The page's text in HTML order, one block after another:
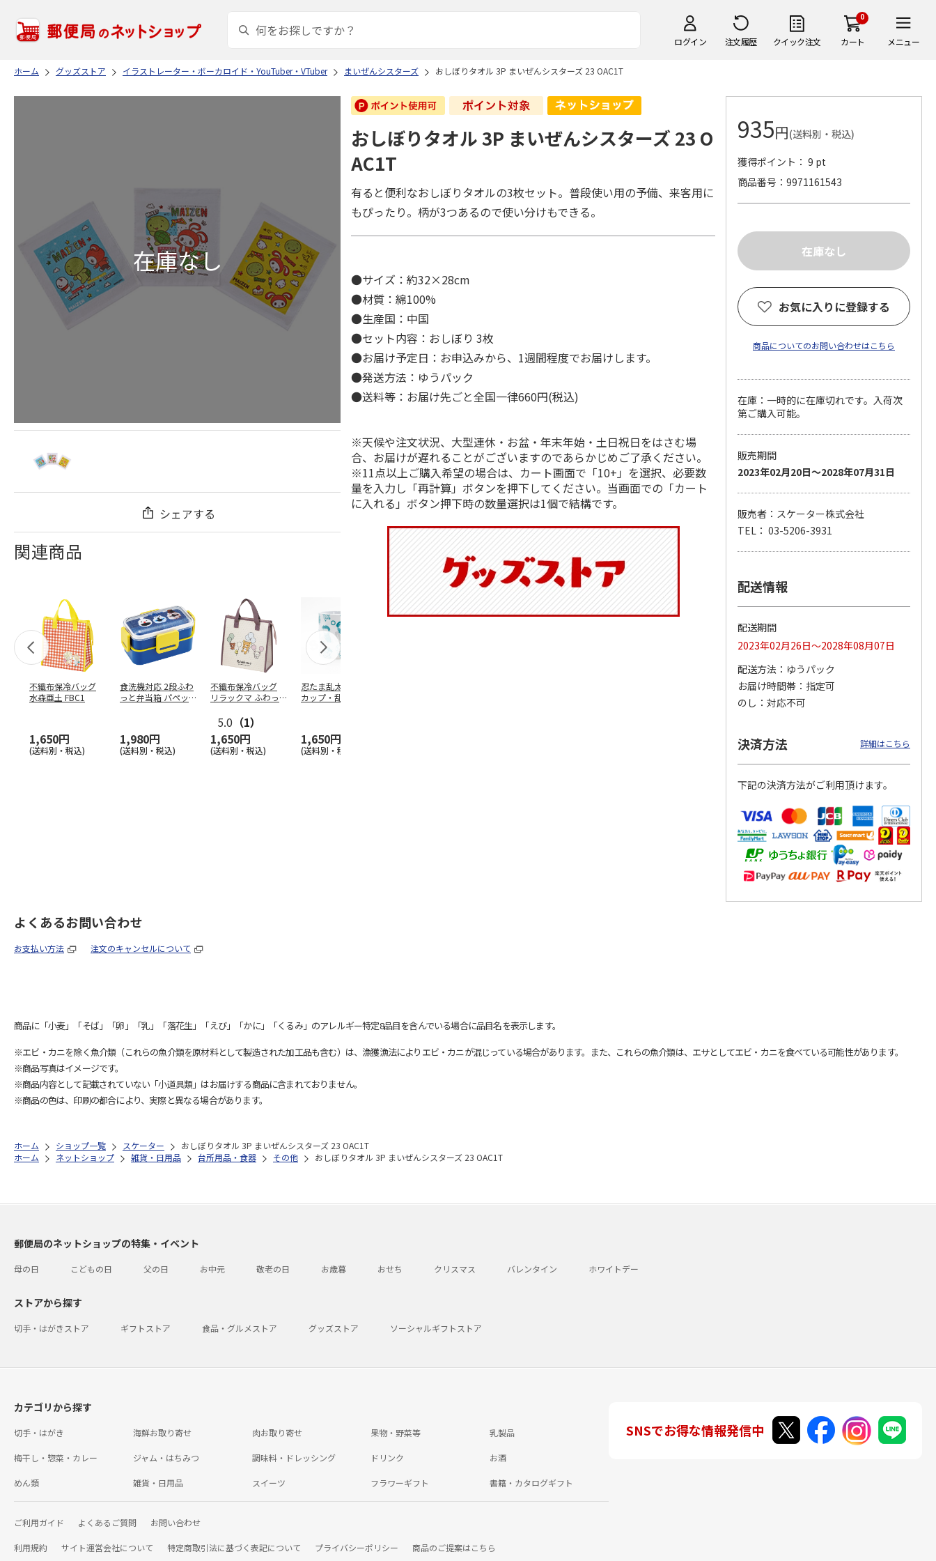
ログイン 注文履歴 クイック注文
0
カート メニュー
ホーム グッズストア イラストレーター・ボーカロイド・YouTuber・VTuber まいぜんシスターズ おしぼりタオル 3P まいぜんシスターズ 23 OAC1T
シェアする
関連商品
不織布保冷バッグ
水森亜土 FBC1
1,650円
(送料別・税込)
食洗機対応 2段ふわ
っと弁当箱 パペッ
1,980円
(送料別・税込)
不織布保冷バッグ
リラックマ ふわっ
5.0 （1）
1,650円
(送料別・税込)
忍たま乱太郎 マグ
カップ・乱太郎・き
1,650円
(送料別・税込)
コーデュロイ生地ラ
ンチバッグ ハロー
キティ KCOB2
2,200円
(送料別・税込)
1,320円
(送料別・税込)
おしぼりタオル 3P まいぜんシスターズ 23 O
AC1T
有ると便利なおしぼりタオルの3枚セット。普段使い用の予備、来客用に
もぴったり。柄が3つあるので使い分けもできる。
●サイズ：約32×28cm
●材質：綿100%
●生産国：中国
●セット内容：おしぼり 3枚
●お届け予定日：お申込みから、1週間程度でお届けします。
●発送方法：ゆうパック
●送料等：お届け先ごと全国一律660円(税込)
※天候や注文状況、大型連休・お盆・年末年始・土日祝日をはさむ場
合、お届けが遅れることがございますのであらかじめご了承ください。
※11点以上ご購入希望の場合は、カート画面で「10+」を選択、必要数
量を入力し「再計算」ボタンを押下してください。当画面での「カート
に入れる」ボタン押下時の数量選択は1個で結構です。
935円(送料別・税込)
獲得ポイント： 9 pt
商品番号
9971161543
お気に入りに登録する
商品についてのお問い合わせはこちら
在庫：一時的に在庫切れです。入荷次
第ご購入可能。
販売期間
2023年02月20日～2028年07月31日
販売者：スケーター株式会社
TEL： 03-5206-3931
配送情報
配送期間
2023年02月26日～2028年08月07日
配送方法
ゆうパック
お届け時間帯
指定可
のし
対応不可
決済方法 詳細はこちら
下記の決済方法がご利用頂けます。
よくあるお問い合わせ
お支払い方法 注文のキャンセルについて
商品に「小麦」「そば」「卵」「乳」「落花生」「えび」「かに」「くるみ」のアレルギー特定8品目を含んでいる場合に品目名を表示します。
※エビ・カニを除く魚介類（これらの魚介類を原材料として製造された加工品も含む）は、漁獲漁法によりエビ・カニが混じっている場合があります。また、これらの魚介類は、エサとしてエビ・カニを食べている可能性があります。
※商品写真はイメージです。
※商品内容として記載されていない「小道具類」はお届けする商品に含まれておりません。
※商品の色は、印刷の都合により、実際と異なる場合があります。
ホーム ショップ一覧 スケーター
おしぼりタオル 3P まいぜんシスターズ 23 OAC1T
ホーム
ネットショップ 雑貨・日用品 台所用品・食器 その他 おしぼりタオル 3P まいぜんシスターズ 23 OAC1T
郵便局のネットショップの特集・イベント
母の日 こどもの日 父の日 お中元 敬老の日 お歳暮 おせち クリスマス バレンタイン ホワイトデー
ストアから探す
切手・はがきストア ギフトストア 食品・グルメストア グッズストア ソーシャルギフトストア
カテゴリから探す
切手・はがき 海鮮お取り寄せ 肉お取り寄せ 果物・野菜等 乳製品
梅干し・惣菜・カレー ジャム・はちみつ 調味料・ドレッシング ドリンク お酒
めん類 雑貨・日用品 スイーツ フラワーギフト 書籍・カタログギフト
ご利用ガイド よくあるご質問 お問い合わせ
利用規約 サイト運営会社について 特定商取引法に基づく表記について プライバシーポリシー 商品のご提案はこちら
SNSでお得な情報発信中